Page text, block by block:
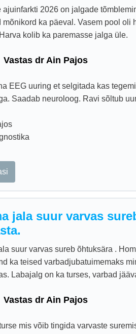
ajuinfarkti 2026 on jalgade
mõnikord ka päeval. Vasem pool oli
kolib ka paremasse jalga üle.
Vastas dr Ain Pajos
EEG uuring et selgitada kas
Saadab neuroloog. Ravi sõltub
jala suur varvas
suur varvas sureb õhtuksära .
ka teised varbadjubatuimemaks
Labajalg on ka turses, varbad
Vastas dr Ain Pajos
mis võib tingida varvaste